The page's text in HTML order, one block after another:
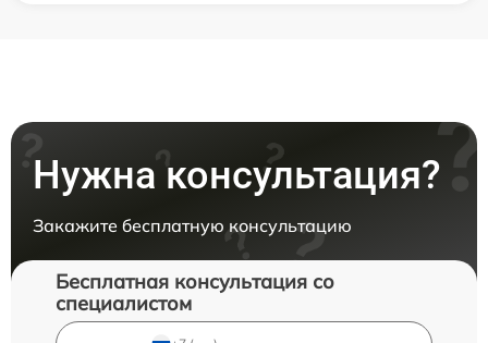
Нужна консультация?
Закажите бесплатную консультацию
Бесплатная консультация со
специалистом